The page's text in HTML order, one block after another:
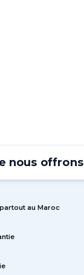
nous offrons
au Maroc